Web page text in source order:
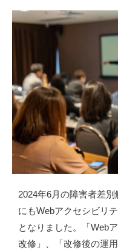
2024年6月の障害者差
にもWebアクセシビリ
となりました。「Web
改修」、「改修後の運